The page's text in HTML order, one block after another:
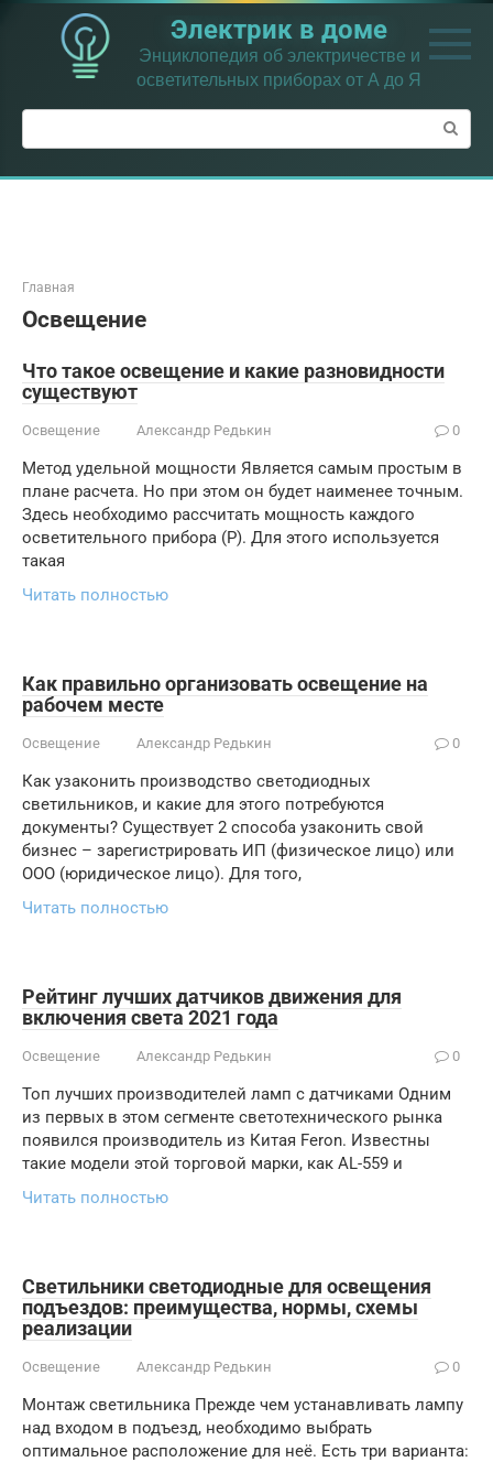
Перейти
контенту
Электрик в доме
Энциклопедия об электричестве и
осветительных приборах от А до Я
Поиск:
Главная
Освещение
Что такое освещение и какие разновидности
существуют
Освещение Александр Редькин 0
Метод удельной мощности Является самым простым в
плане расчета. Но при этом он будет наименее точным.
Здесь необходимо рассчитать мощность каждого
осветительного прибора (Р). Для этого используется
такая
Читать полностью
Как правильно организовать освещение на
рабочем месте
Освещение Александр Редькин 0
Как узаконить производство светодиодных
светильников, и какие для этого потребуются
документы? Существует 2 способа узаконить свой
бизнес – зарегистрировать ИП (физическое лицо) или
ООО (юридическое лицо). Для того,
Читать полностью
Рейтинг лучших датчиков движения для
включения света 2021 года
Освещение Александр Редькин 0
Топ лучших производителей ламп с датчиками Одним
из первых в этом сегменте светотехнического рынка
появился производитель из Китая Feron. Известны
такие модели этой торговой марки, как AL-559 и
Читать полностью
Светильники светодиодные для освещения
подъездов: преимущества, нормы, схемы
реализации
Освещение Александр Редькин 0
Монтаж светильника Прежде чем устанавливать лампу
над входом в подъезд, необходимо выбрать
оптимальное расположение для неё. Есть три варианта: